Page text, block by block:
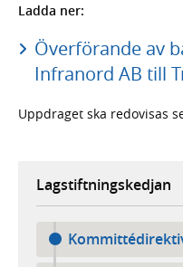
Ladda ner:
Överförande av
Infranord AB till
Uppdraget ska redovisas
Lagstiftningskedjan